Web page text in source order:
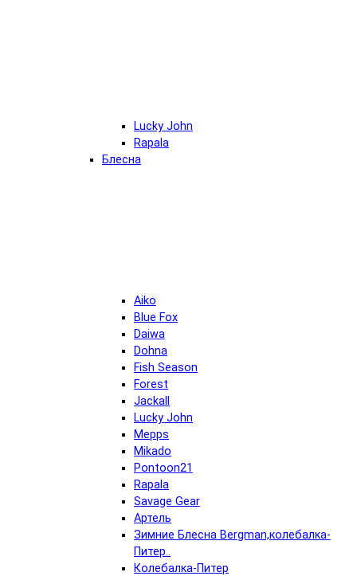
Lucky John
Rapala
Блесна
Aiko
Blue Fox
Daiwa
Dohna
Fish Season
Forest
Jackall
Lucky John
Mepps
Mikado
Pontoon21
Rapala
Savage Gear
Артель
Зимние Блесна Bergman,колебалка-
Питер..
Колебалка-Питер